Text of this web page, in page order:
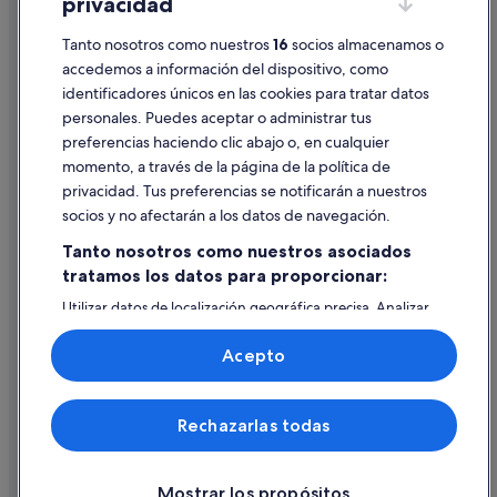
Información legal/contacto
Pautas sobre el contenido y cómo denunciar contenido
Ayuda
Cancelar un vuelo
Cancelar una reserva de hotel o de un alquiler vacacional
Utilizar un cupón de Expedia
Documentos para viajes internacionales
© 2026 Expedia, Inc., una empresa de Expedia Group. Todos los
derechos reservados. Expedia y el logotipo de Expedia son marcas
comerciales o marcas comerciales registradas de Expedia, Inc.
Tanto nosotros como nuestros16 socios almacenamos o
accedemos a información del dispositivo, como
identificadores únicos en las cookies para tratar datos
personales. Puedes aceptar o administrar tus
preferencias haciendo clic abajo o, en cualquier
momento, a través de la página de la política de
privacidad. Tus preferencias se notificarán a nuestros
socios y no afectarán a los datos de navegación.
Tanto nosotros como nuestros asociados
tratamos los datos para proporcionar:
Utilizar datos de localización geográfica precisa. Analizar
activamente las características del dispositivo para su
identificación. Almacenar la información en un dispositivo
y/o acceder a ella. Publicidad y contenido personalizados,
medición de publicidad y contenido, investigación de
audiencia y desarrollo de servicios.
Lista de asociados (proveedores)
Rechazarlas todas
Acepto